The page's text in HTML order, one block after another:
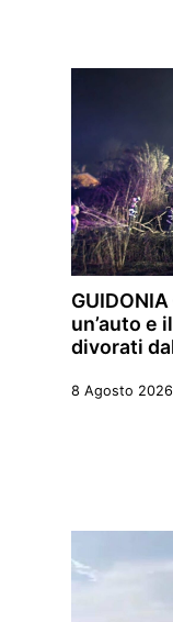
un’auto e
divorati
8 Agosto 2026